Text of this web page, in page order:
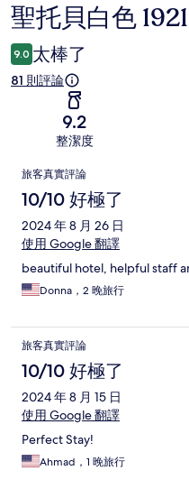
評
論
聖托貝白色
9.0 太棒了
81 則評論
9.2
整潔度
評
論
旅客真實評論
10/10 好極了
2024 年 8 月 26 日
使用 Google 翻譯
beautiful hotel, helpful staff
Donna，2 晚旅行
旅客真實評論
10/10 好極了
2024 年 8 月 15 日
使用 Google 翻譯
Perfect Stay!
Ahmad，1 晚旅行